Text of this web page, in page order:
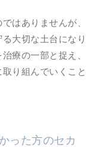
はありませんが、
大切な土台になり
療の一部と捉え、
り組んでいくこと
った方のセカ